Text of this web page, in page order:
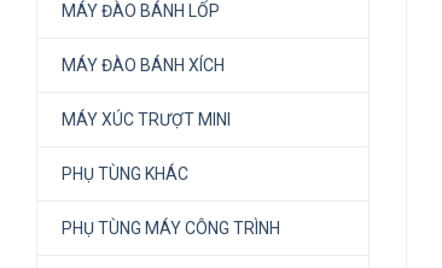
MÁY ĐÀO BÁNH LỐP
MÁY ĐÀO BÁNH XÍCH
MÁY XÚC TRƯỢT MINI
PHỤ TÙNG KHÁC
PHỤ TÙNG MÁY CÔNG TRÌNH